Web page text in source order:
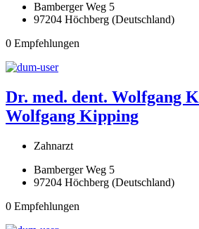
Bamberger Weg 5
97204 Höchberg (Deutschland)
0 Empfehlungen
Dr. med. dent. Wolfgang
Wolfgang Kipping
Zahnarzt
Bamberger Weg 5
97204 Höchberg (Deutschland)
0 Empfehlungen